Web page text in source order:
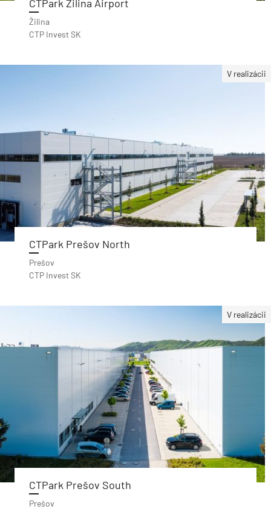
CTPark Žilina Airport
Žilina
CTP Invest SK
V realizácii
CTPark Prešov North
Prešov
CTP Invest SK
V realizácii
CTPark Prešov South
Prešov